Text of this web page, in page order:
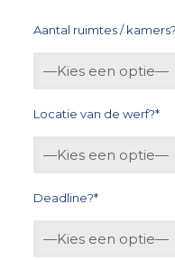
Aantal ruimtes /
Locatie van de werf?*
Deadline?*